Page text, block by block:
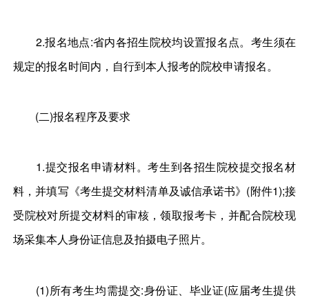
2.报名地点:省内各招生院校均设置报名点。考生须在
规定的报名时间内，自行到本人报考的院校申请报名。
(二)报名程序及要求
1.提交报名申请材料。考生到各招生院校提交报名材
料，并填写《考生提交材料清单及诚信承诺书》(附件1);接
受院校对所提交材料的审核，领取报考卡，并配合院校现
场采集本人身份证信息及拍摄电子照片。
(1)所有考生均需提交:身份证、毕业证(应届考生提供